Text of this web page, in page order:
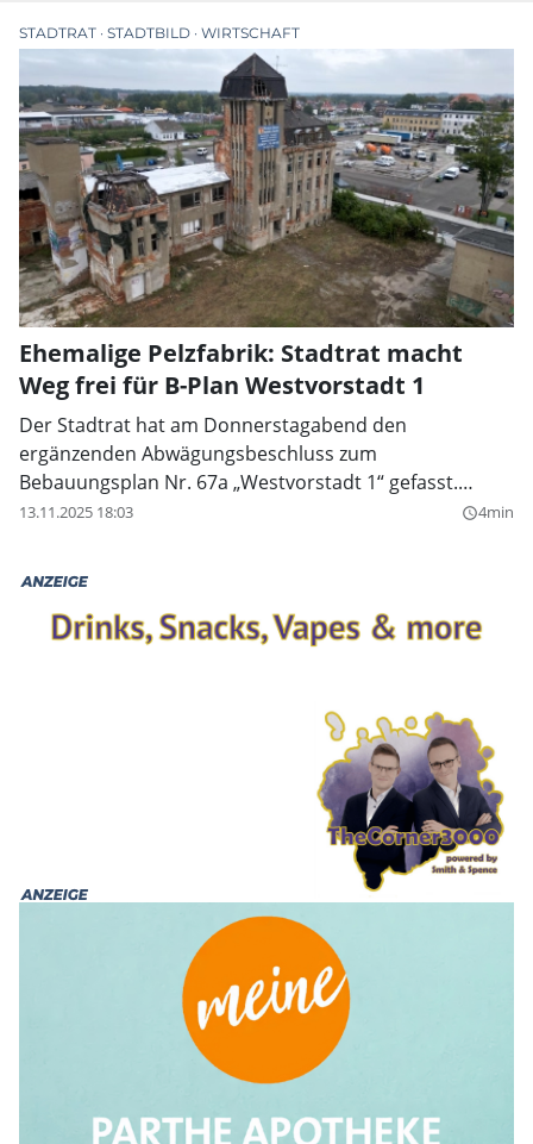
Rahmen
STADTRAT STADTBILD WIRTSCHAFT
Ehemalige Pelzfabrik: Stadtrat macht
Weg frei für B-Plan Westvorstadt 1
Der Stadtrat hat am Donnerstagabend den
ergänzenden Abwägungsbeschluss zum
Bebauungsplan Nr. 67a „Westvorstadt 1“ gefasst.
Damit ist ein weiterer Meilenstein zur Nachnutzung der
13.11.2025 18:03 query_builder4min